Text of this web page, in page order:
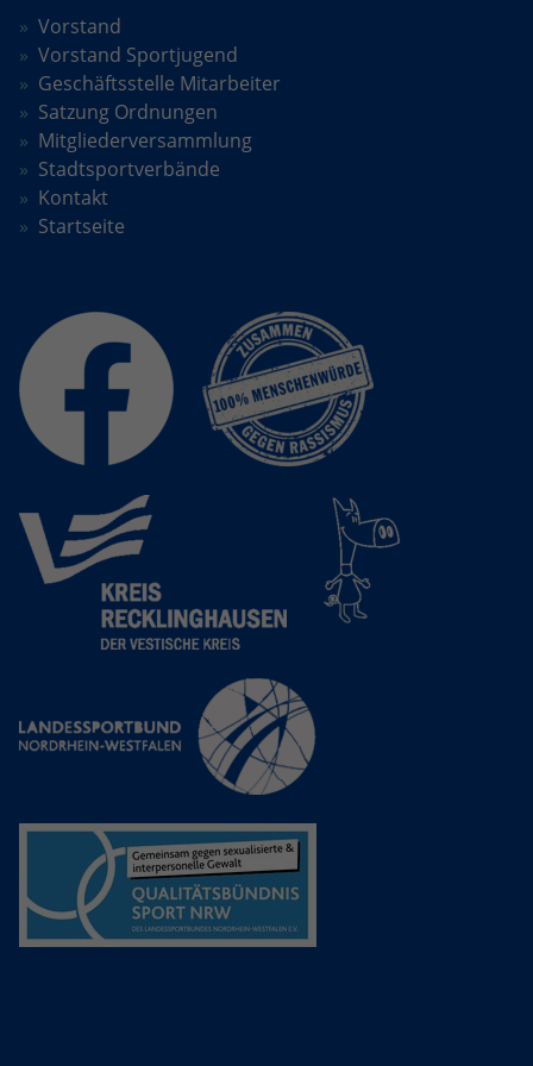
Vorstand
Vorstand Sportjugend
Geschäftsstelle Mitarbeiter
Satzung Ordnungen
Mitgliederversammlung
Stadtsportverbände
Kontakt
Startseite
Anbieter
Laufzeit 2 Jahre
Zweck
Wird verwendet, um den Sitzungsstatus
zu erhalten.